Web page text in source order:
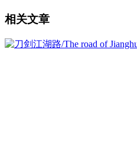
相关文章